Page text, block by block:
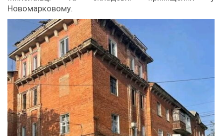
Новомарковому.